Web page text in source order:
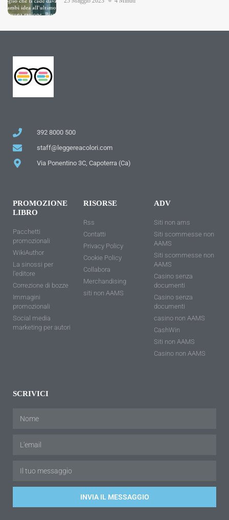
392 8000 500
staff@leggereacolori.com
Via Ponentino 3C, Capoterra (Ca)
PROMOZIONE
LIBRO
Pacchetti
promozionali
WikiAuthor
La sinossi per
l'editore
Correzione di bozze
Immagini
promozionali
Social media
marketing per autori
RISORSE
Rss
Contatti
Privacy Policy
Cookie Policy
Collabora
Merchandising
siti non AAMS
ADV
Siti non ams
Siti scommesse non
AAMS
Siti scommesse non
AAMS
Casino senza
documenti
Casino senza
documenti
casino non AAMS
CashWin
Siti non AAMS
Casino non AAMS
SCRIVICI
INVIA IL MESSAGGIO